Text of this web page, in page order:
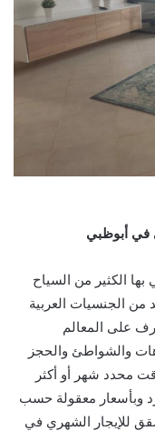
بها الكثير من السياح
من الجنسيات العربية
على المعالم
والشواطئ والحجز
محدد شهر أو أكثر
وبأسعار معقولة حسب
للإيجار الشهري في